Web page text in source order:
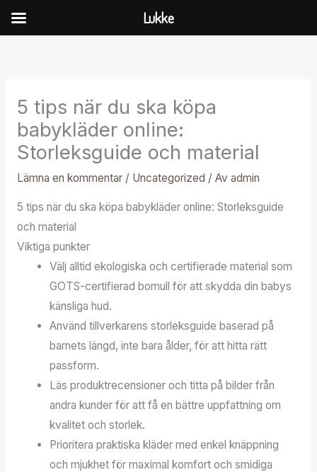
5 tips när du ska köpa
babykläder online:
Storleksguide och material
Lämna en kommentar / Uncategorized / Av admin
5 tips när du ska köpa babykläder online: Storleksguide
och material
Viktiga punkter
Välj alltid ekologiska och certifierade material som
GOTS-certifierad bomull för att skydda din babys
känsliga hud.
Använd tillverkarens storleksguide baserad på
barnets längd, inte bara ålder, för att hitta rätt
passform.
Läs produktrecensioner och titta på bilder från
andra kunder för att få en bättre uppfattning om
kvalitet och storlek.
Prioritera praktiska kläder med enkel knäppning
och mjukhet för maximal komfort och smidiga
Lukke